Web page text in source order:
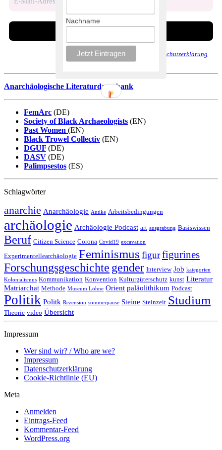
Wir senden keinen Spam! Erfahre mehr in unserer Datenschutzerklärung
Anarchäologische Literaturdatenbank
FemArc (DE)
Society of Black Archaeologists (EN)
Past Women (EN)
Black Trowel Collectiv (EN)
DGUF (DE)
DASV (DE)
Palimpsestos (ES)
Schlagwörter
anarchie Anarchäologie Antike Arbeitsbedingungen
archäologie Archäologie Podcast art ausgrabung Basiswissen
Beruf Citizen Science Corona Covid19 excavation
Experimentellearchäologie Feminismus figurfigurines
Forschungsgeschichte gender Interview Job kategorien
Kolonialismus Kommunikation Konvention Kulturgüterschutz kunst Literatur
Matriarchat Methode Museum Löhne Orient paläolithikum Podcast
Politik Politk Rezension sommerpause Steine Steinzeit Studium
Theorie video Übersicht
Impressum
Wer sind wir? / Who are we?
Impressum
Datenschutzerklärung
Cookie-Richtlinie (EU)
Meta
Anmelden
Eintrags-Feed
Kommentar-Feed
WordPress.org
Nachname